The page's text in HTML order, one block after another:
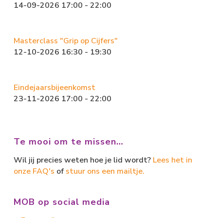
14-09-2026 17:00 - 22:00
Masterclass "Grip op Cijfers"
12-10-2026 16:30 - 19:30
Eindejaarsbijeenkomst
23-11-2026 17:00 - 22:00
Te mooi om te missen…
Wil jij precies weten hoe je lid wordt? Lees het in
onze FAQ's of stuur ons een mailtje.
MOB op social media